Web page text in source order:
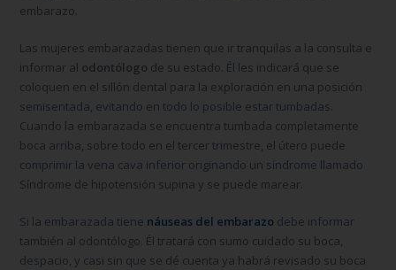
embarazo.
Las mujeres embarazadas tienen que ir tranquilas a la consulta e
informar al odontólogo de su estado. Él les indicará que se
coloquen en el sillón dental para la exploración en una posición
semisentada, evitando en todo lo posible estar tumbadas.
Cuando la embarazada se encuentra tumbada completamente
boca arriba, sobre todo en el tercer trimestre, el útero puede
comprimir la vena cava inferior originando un síndrome llamado
Síndrome de hipotensión supina y se puede marear.
Si la embarazada tiene náuseas del embarazo debe informar
también al odontólogo. Él tratará con sumo cuidado su boca,
despacio, y casi sin que se dé cuenta ya habrá revisado su boca